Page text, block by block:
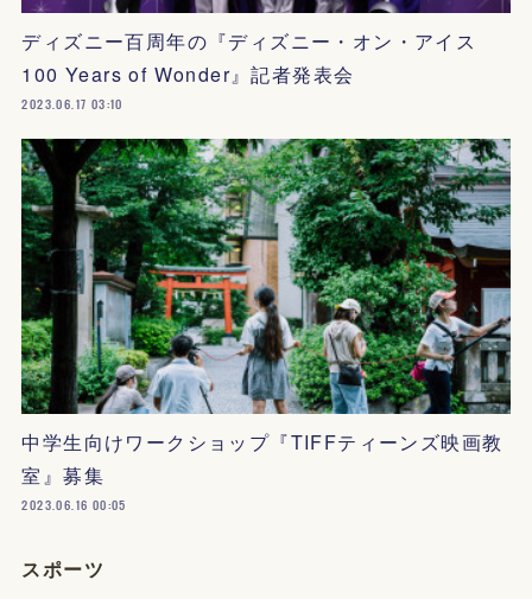
ディズニー百周年の『ディズニー・オン・アイス
100 Years of Wonder』記者発表会
2023.06.17 03:10
中学生向けワークショップ『TIFFティーンズ映画教
室』募集
2023.06.16 00:05
スポーツ